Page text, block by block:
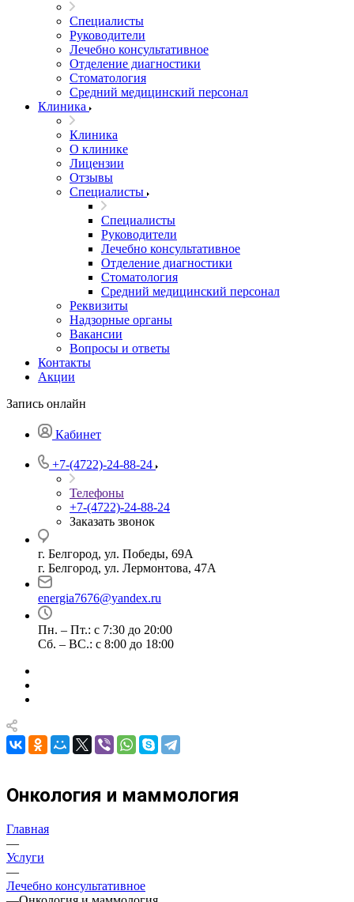
Специалисты
Руководители
Лечебно консультативное
Отделение диагностики
Стоматология
Средний медицинский персонал
Клиника
Клиника
О клинике
Лицензии
Отзывы
Специалисты
Специалисты
Руководители
Лечебно консультативное
Отделение диагностики
Стоматология
Средний медицинский персонал
Реквизиты
Надзорные органы
Вакансии
Вопросы и ответы
Контакты
Акции
Запись онлайн
Кабинет
+7-(4722)-24-88-24
Телефоны
+7-(4722)-24-88-24
Заказать звонок
г. Белгород, ул. Победы, 69А
г. Белгород, ул. Лермонтова, 47А
energia7676@yandex.ru
Пн. – Пт.: с 7:30 до 20:00
Сб. – ВС.: с 8:00 до 18:00
Онкология и маммология
Главная
—
Услуги
—
Лечебно консультативное